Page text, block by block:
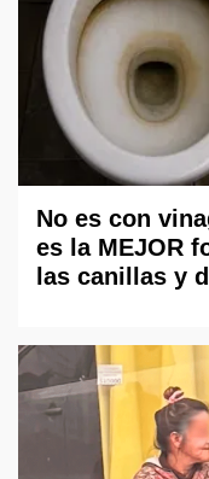
No es con
es la MEJOR
las canillas y